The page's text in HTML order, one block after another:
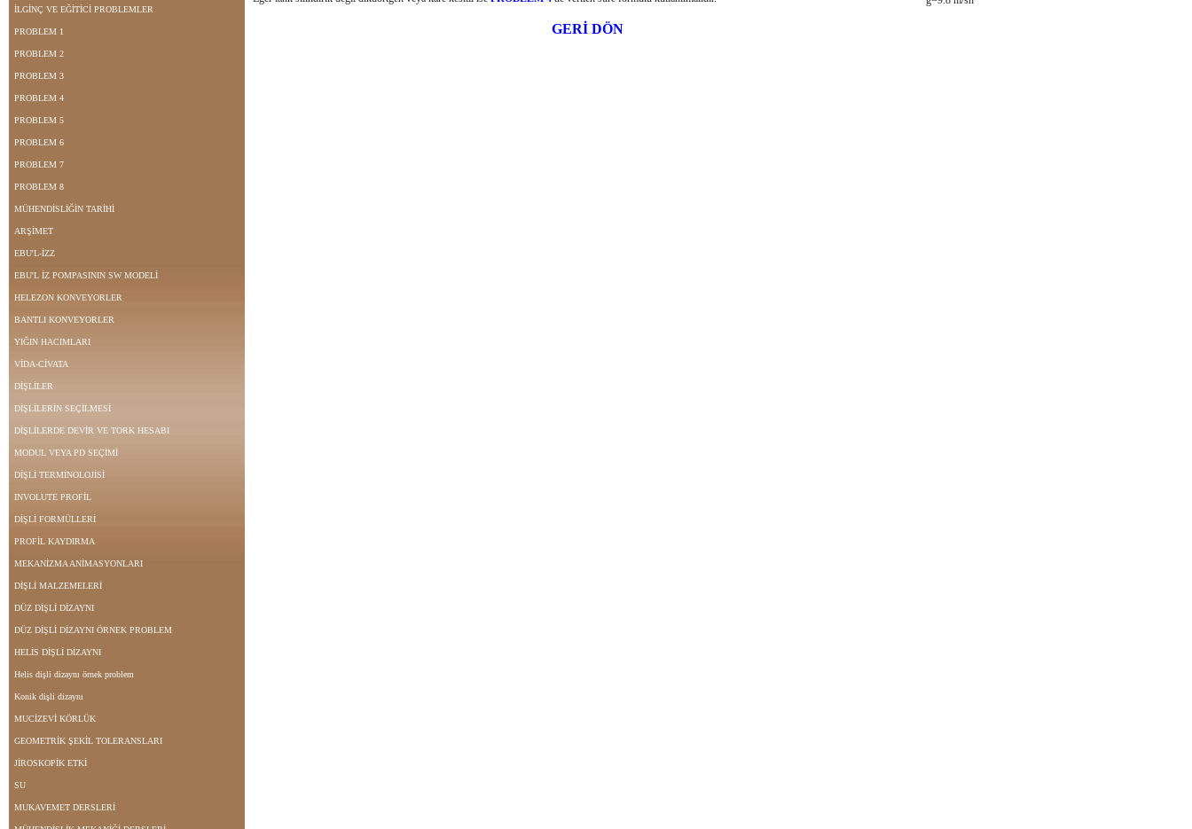
İLGİNÇ VE EĞİTİCİ PROBLEMLER
PROBLEM 1
PROBLEM 2
PROBLEM 3
PROBLEM 4
PROBLEM 5
PROBLEM 6
PROBLEM 7
PROBLEM 8
MÜHENDİSLİĞİN TARİHİ
ARŞİMET
EBU'L-İZZ
EBU'L İZ POMPASININ SW MODELİ
HELEZON KONVEYORLER
BANTLI KONVEYORLER
YIĞIN HACIMLARI
VİDA-CİVATA
DİŞLİLER
DİŞLİLERİN SEÇİLMESİ
DİŞLİLERDE DEVİR VE TORK HESABI
MODUL VEYA PD SEÇİMİ
DİŞLİ TERMİNOLOJİSİ
INVOLUTE PROFİL
DİŞLİ FORMÜLLERİ
PROFİL KAYDIRMA
MEKANİZMA ANİMASYONLARI
DİŞLİ MALZEMELERİ
DÜZ DİŞLİ DİZAYNI
DÜZ DİŞLİ DİZAYNI ÖRNEK PROBLEM
HELİS DİŞLİ DİZAYNI
Helis dişli dizaynı örnek problem
Konik dişli dizaynı
MUCİZEVİ KÖRLÜK
GEOMETRİK ŞEKİL TOLERANSLARI
JİROSKOPİK ETKİ
SU
MUKAVEMET DERSLERİ
GERİ DÖN